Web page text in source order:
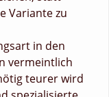
Variante zu
in den
vermeintlich
teurer wird